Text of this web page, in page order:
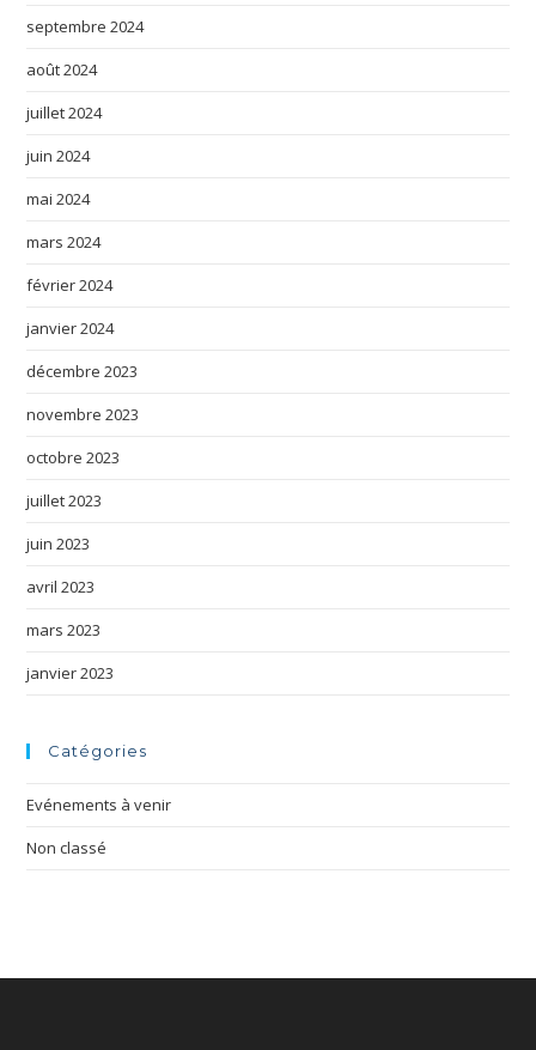
septembre 2024
août 2024
juillet 2024
juin 2024
mai 2024
mars 2024
février 2024
janvier 2024
décembre 2023
novembre 2023
octobre 2023
juillet 2023
juin 2023
avril 2023
mars 2023
janvier 2023
Catégories
Evénements à venir
Non classé